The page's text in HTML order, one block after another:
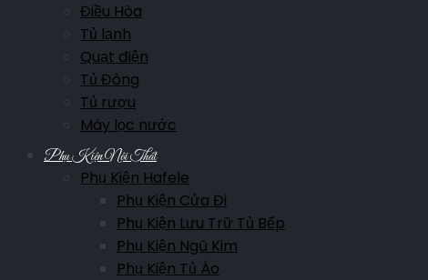
Điều Hòa
Tủ lạnh
Quạt điện
Tủ Đông
Tủ rượu
Máy lọc nước
Phụ Kiện Nội Thất
Phụ Kiện Hafele
Phụ Kiện Cửa Đi
Phụ Kiện Lưu Trữ Tủ Bếp
Phụ Kiện Ngũ Kim
Phụ Kiện Tủ Áo